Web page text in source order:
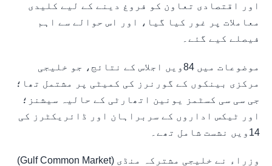
اور اقتصادی تعاون کو فروغ دینے کے لیے کلیدی
معاملات پر غور کیا گیا، اور اس حوالے سے اہم
فیصلے کیے گئے۔
موضوعات میں 84ویں اجلاس کے نتائج، جو خلیجی
مرکزی بینکوں کے گورنرز کی کمیٹی پر مشتمل تھا؛
جی سی سی کسٹمز یونین اتھارٹی کے حالیہ سیشنز؛
اور ٹیکس اداروں کے سربراہان اور ڈائریکٹرز کی
14ویں نشست شامل تھے۔
وزراء نے خلیجی مشترکہ منڈی (Gulf Common Market)